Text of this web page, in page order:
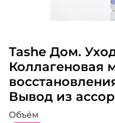
Tashe Дом.
Коллагеновая
Вывод из
Объём